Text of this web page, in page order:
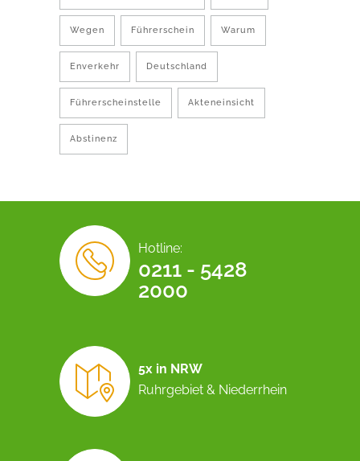
Wegen Führerschein Warum
Enverkehr Deutschland
Führerscheinstelle Akteneinsicht
Abstinenz
Hotline:
0211 - 5428
2000
5x in NRW
Ruhrgebiet & Niederrhein